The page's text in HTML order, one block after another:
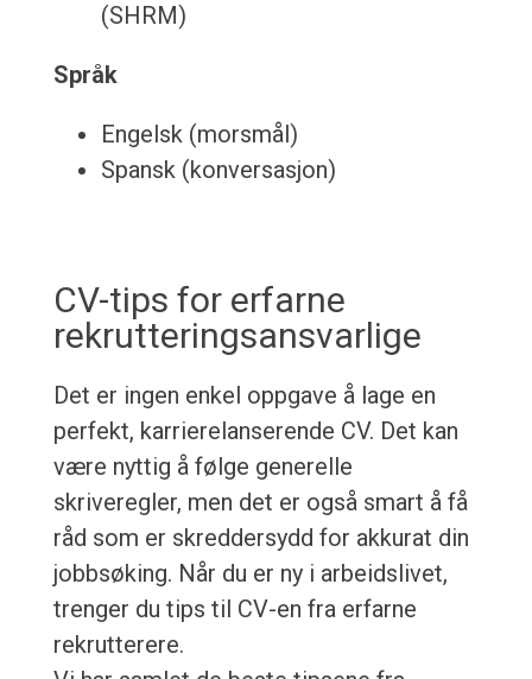
(SHRM)
Språk
Engelsk (morsmål)
Spansk (konversasjon)
CV-tips for erfarne
rekrutteringsansvarlige
Det er ingen enkel oppgave å lage en
perfekt, karrierelanserende CV. Det kan
være nyttig å følge generelle
skriveregler, men det er også smart å få
råd som er skreddersydd for akkurat din
jobbsøking. Når du er ny i arbeidslivet,
trenger du tips til CV-en fra erfarne
rekrutterere.